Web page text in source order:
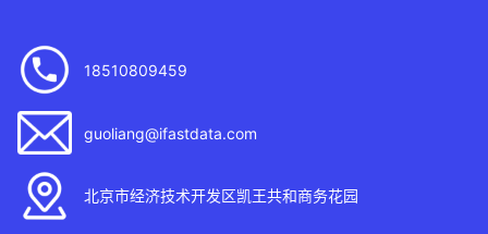
18510809459
guoliang@ifastdata.com
北京市经济技术开发区凯王共和商务花园